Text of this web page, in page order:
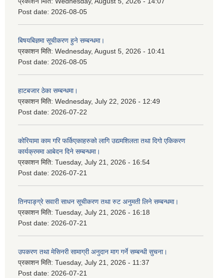
Post date: 2026-08-05
बिषयबिज्ञमा सूचीकरण हुने सम्बन्धमा।
प्रकाशन मिति: Wednesday, August 5, 2026 - 10:41
Post date: 2026-08-05
हाटबजार ठेका सम्बन्धमा।
प्रकाशन मिति: Wednesday, July 22, 2026 - 12:49
Post date: 2026-07-22
कोरियामा काम गरि फर्किएकाहरुको लागि उद्यमशिलता तथा दिगो एकिकरण
कार्यक्रममा आबेदन दिने सम्बन्धमा।
प्रकाशन मिति: Tuesday, July 21, 2026 - 16:54
Post date: 2026-07-21
तिनपाङ्ग्रे सवारी साधन सूचीकरण तथा रुट अनुमती लिने सम्बन्धमा।
प्रकाशन मिति: Tuesday, July 21, 2026 - 16:18
Post date: 2026-07-21
उपकरण तथा मेसिनरी सामाग्री अनुदान माग गर्ने सम्बन्धी सुचना।
प्रकाशन मिति: Tuesday, July 21, 2026 - 11:37
Post date: 2026-07-21